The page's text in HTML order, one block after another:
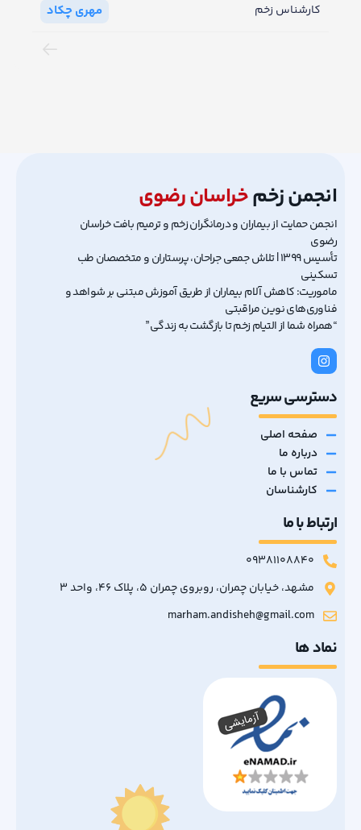
کارشناس زخم مهری چکاد
انجمن زخمخراسان رضوی
انجمن حمایت از بیماران و درمانگران زخم و ترمیم بافت خراسان
رضوی
تأسیس ۱۳۹۹ | تلاش جمعی جراحان، پرستاران و متخصصان طب
تسکینی
ماموریت: کاهش آلام بیماران از طریق آموزش مبتنی بر شواهد و
فناوری‌های نوین مراقبتی
“همراه شما از التیام زخم تا بازگشت به زندگی”
دسترسی سریع
صفحه اصلی
درباره ما
تماس با ما
کارشناسان
ارتباط با ما
09381108840
مشهد، خیابان چمران، روبروی چمران 5، پلاک 46، واحد 3
marham.andisheh@gmail.com
نماد ها